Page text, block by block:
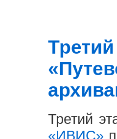
Третий
Третий
«ИВИС»